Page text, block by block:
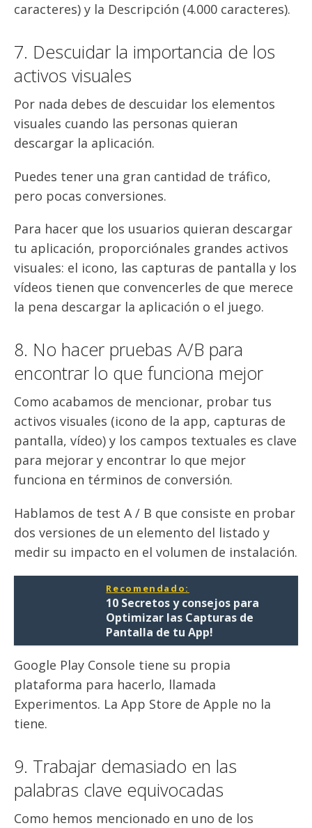
caracteres) y la Descripción (4.000 caracteres).
7. Descuidar la importancia de los
activos visuales
Por nada debes de descuidar los elementos
visuales cuando las personas quieran
descargar la aplicación.
Puedes tener una gran cantidad de tráfico,
pero pocas conversiones.
Para hacer que los usuarios quieran descargar
tu aplicación, proporciónales grandes activos
visuales: el icono, las capturas de pantalla y los
vídeos tienen que convencerles de que merece
la pena descargar la aplicación o el juego.
8. No hacer pruebas A/B para
encontrar lo que funciona mejor
Como acabamos de mencionar, probar tus
activos visuales (icono de la app, capturas de
pantalla, vídeo) y los campos textuales es clave
para mejorar y encontrar lo que mejor
funciona en términos de conversión.
Hablamos de test A / B que consiste en probar
dos versiones de un elemento del listado y
medir su impacto en el volumen de instalación.
Recomendado:
10 Secretos y consejos para
Optimizar las Capturas de
Pantalla de tu App!
Google Play Console tiene su propia
plataforma para hacerlo, llamada
Experimentos. La App Store de Apple no la
tiene.
9. Trabajar demasiado en las
palabras clave equivocadas
Como hemos mencionado en uno de los